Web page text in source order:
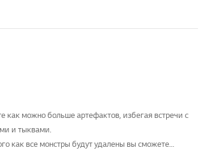
как можно больше артефактов, избегая встречи с
и тыквами.
как все монстры будут удалены вы сможете